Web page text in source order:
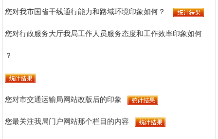
您对我市国省干线通行能力和路域环境印象如何？
您对行政服务大厅我局工作人员服务态度和工作效率印象如何
？
您对市交通运输局网站改版后的印象
您最关注我局门户网站那个栏目的内容